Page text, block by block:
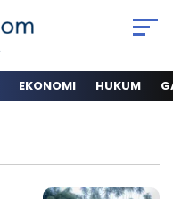
EKONOMI HUKUM